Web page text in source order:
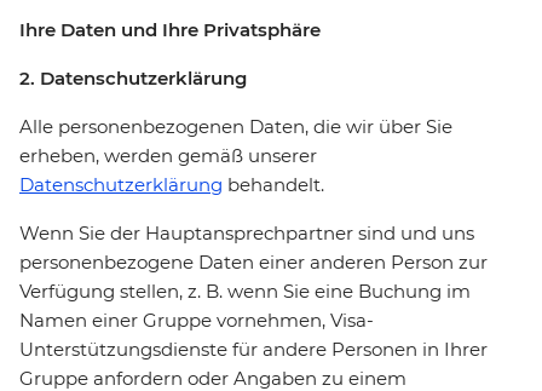
Ihre Daten und Ihre Privatsphäre
2. Datenschutzerklärung
Alle personenbezogenen Daten, die wir über Sie
erheben, werden gemäß unserer
Datenschutzerklärung behandelt.
Wenn Sie der Hauptansprechpartner sind und uns
personenbezogene Daten einer anderen Person zur
Verfügung stellen, z. B. wenn Sie eine Buchung im
Namen einer Gruppe vornehmen, Visa-
Unterstützungsdienste für andere Personen in Ihrer
Gruppe anfordern oder Angaben zu einem